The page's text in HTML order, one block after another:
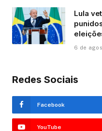
Lula
6 de
Redes Sociais
Facebook
YouTube